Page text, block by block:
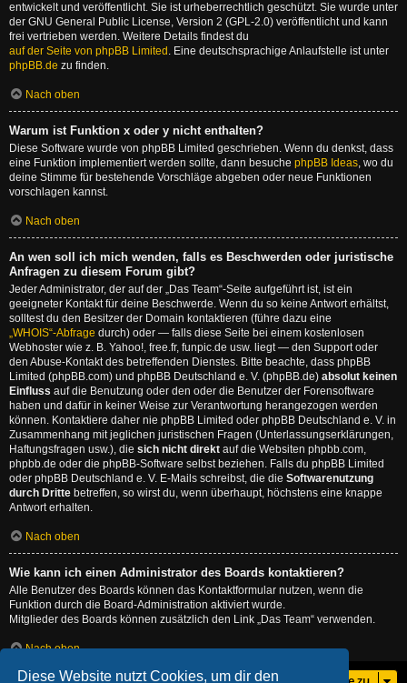
Diese Website nutzt Cookies, um dir den
entwickelt und veröffentlicht. Sie ist urheberrechtlich geschützt. Sie wurde unter
der GNU General Public License, Version 2 (GPL-2.0) veröffentlicht und kann
frei vertrieben werden. Weitere Details findest du
auf der Seite von phpBB Limited . Eine deutschsprachige Anlaufstelle ist unter
phpBB.de zu finden.
Nach oben
Warum ist Funktion x oder y nicht enthalten?
Diese Software wurde von phpBB Limited geschrieben. Wenn du denkst, dass
eine Funktion implementiert werden sollte, dann besuche phpBB Ideas, wo du
deine Stimme für bestehende Vorschläge abgeben oder neue Funktionen
vorschlagen kannst.
Nach oben
An wen soll ich mich wenden, falls es Beschwerden oder juristische
Anfragen zu diesem Forum gibt?
Jeder Administrator, der auf der „Das Team“-Seite aufgeführt ist, ist ein
geeigneter Kontakt für deine Beschwerde. Wenn du so keine Antwort erhältst,
solltest du den Besitzer der Domain kontaktieren (führe dazu eine
„WHOIS“-Abfrage durch) oder — falls diese Seite bei einem kostenlosen
Webhoster wie z. B. Yahoo!, free.fr, funpic.de usw. liegt — den Support oder
den Abuse-Kontakt des betreffenden Dienstes. Bitte beachte, dass phpBB
Limited (phpBB.com) und phpBB Deutschland e. V. (phpBB.de) absolut keinen
Einfluss auf die Benutzung oder den oder die Benutzer der Forensoftware
haben und dafür in keiner Weise zur Verantwortung herangezogen werden
können. Kontaktiere daher nie phpBB Limited oder phpBB Deutschland e. V. in
Zusammenhang mit jeglichen juristischen Fragen (Unterlassungserklärungen,
Haftungsfragen usw.), die sich nicht direkt auf die Websiten phpbb.com,
phpbb.de oder die phpBB-Software selbst beziehen. Falls du phpBB Limited
oder phpBB Deutschland e. V. E-Mails schreibst, die die Softwarenutzung
durch Dritte betreffen, so wirst du, wenn überhaupt, höchstens eine knappe
Antwort erhalten.
Nach oben
Wie kann ich einen Administrator des Boards kontaktieren?
Alle Benutzer des Boards können das Kontaktformular nutzen, wenn die
Funktion durch die Board-Administration aktiviert wurde.
Mitglieder des Boards können zusätzlich den Link „Das Team“ verwenden.
Nach oben